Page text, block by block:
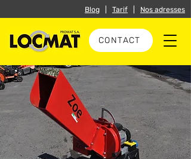
CONTACT
Blog Tarif Nos adresses